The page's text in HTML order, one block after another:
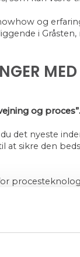
og
i
og proces”.
det nyeste
sikre den
med vore
moderne
på